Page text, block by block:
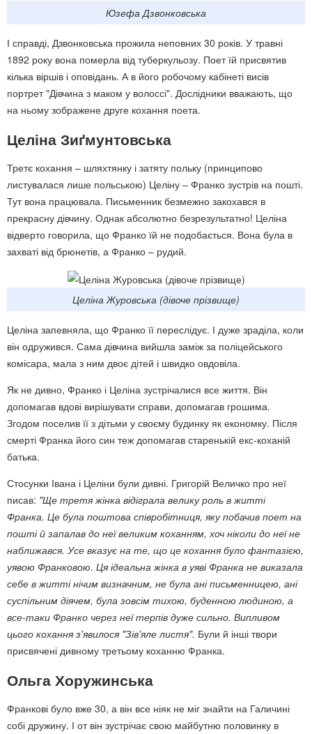
Юзефа Дзвонковська
І справді, Дзвонковська прожила неповних 30 років. У травні
1892 року вона померла від туберкульозу. Поет їй присвятив
кілька віршів і оповідань. А в його робочому кабінеті висів
портрет "Дівчина з маком у волоссі". Дослідники вважають, що
на ньому зображене друге кохання поета.
Целіна Зиґмунтовська
Третє кохання – шляхтянку і затяту польку (принципово
листувалася лише польською) Целіну – Франко зустрів на пошті.
Тут вона працювала. Письменник безмежно закохався в
прекрасну дівчину. Однак абсолютно безрезультатно! Целіна
відверто говорила, що Франко їй не подобається. Вона була в
захваті від брюнетів, а Франко – рудий.
Целіна Журовська (дівоче прізвище)
Целіна запевняла, що Франко її переслідує. І дуже зраділа, коли
він одружився. Сама дівчина вийшла заміж за поліцейського
комісара, мала з ним двоє дітей і швидко овдовіла.
Як не дивно, Франко і Целіна зустрічалися все життя. Він
допомагав вдові вирішувати справи, допомагав грошима.
Згодом поселив її з дітьми у своєму будинку як економку. Після
смерті Франка його син теж допомагав старенькій екс-коханій
батька.
Стосунки Івана і Целіни були дивні. Григорій Величко про неї
писав: "Ще третя жінка відіграла велику роль в житті
Франка. Це була поштова співробітниця, яку побачив поет на
пошті й запалав до неї великим коханням, хоч ніколи до неї не
наближався. Усе вказує на те, що це кохання було фантазією,
уявою Франковою. Ця ідеальна жінка в уяві Франка не виказала
себе в житті нічим визначним, не була ані письменницею, ані
суспільним діячем, була зовсім тихою, буденною людиною, а
все-таки Франко через неї терпів дуже сильно. Випливом
цього кохання з'явилося "Зів'яле листя". Були й інші твори
присвячені дивному третьому коханню Франка.
Ольга Хоружинська
Франкові було вже 30, а він все ніяк не міг знайти на Галичині
собі дружину. І от він зустрічає свою майбутню половинку в